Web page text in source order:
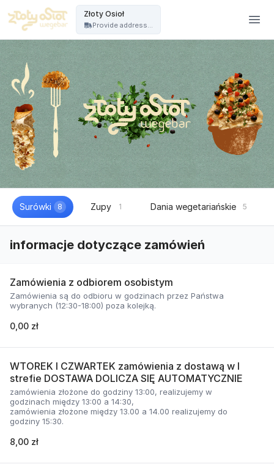
Złoty Osioł
Provide address...
Surówki 8 Zupy 1 Dania wegetariańskie 5
informacje dotyczące zamówień
Zamówienia z odbiorem osobistym
Zamówienia są do odbioru w godzinach przez Państwa
wybranych (12:30-18:00) poza kolejką.
0,00 zł
WTOREK I CZWARTEK zamówienia z dostawą w I
strefie DOSTAWA DOLICZA SIĘ AUTOMATYCZNIE
zamówienia złożone do godziny 13:00, realizujemy w
godzinach między 13:00 a 14:30,
zamówienia złożone między 13.00 a 14.00 realizujemy do
godziny 15:30.
8,00 zł